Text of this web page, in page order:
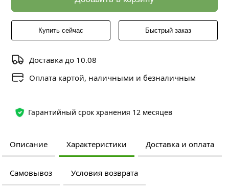
Гарантийный срок хранения 12 месяцев
Купить сейчас Быстрый заказ
Доставка до 10.08
Оплата картой, наличными и безналичным
Описание Характеристики Доставка и оплата
Самовывоз Условия возврата